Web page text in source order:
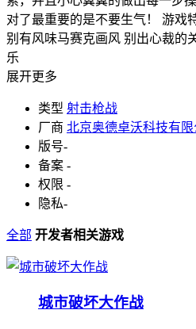
对了最重要的是不要生气！ 游戏
别有风味马赛克画风 别出心裁的
乐
展开更多
类型 射击枪战
厂商 北京奥德卓沃科技有限
版号-
备案 -
权限 -
隐私-
全部 开发者相关游戏
城市破坏大作战